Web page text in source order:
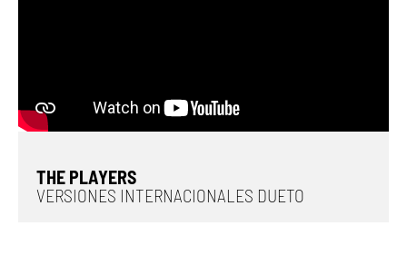
THE PLAYERS
VERSIONES INTERNACIONALES DUETO